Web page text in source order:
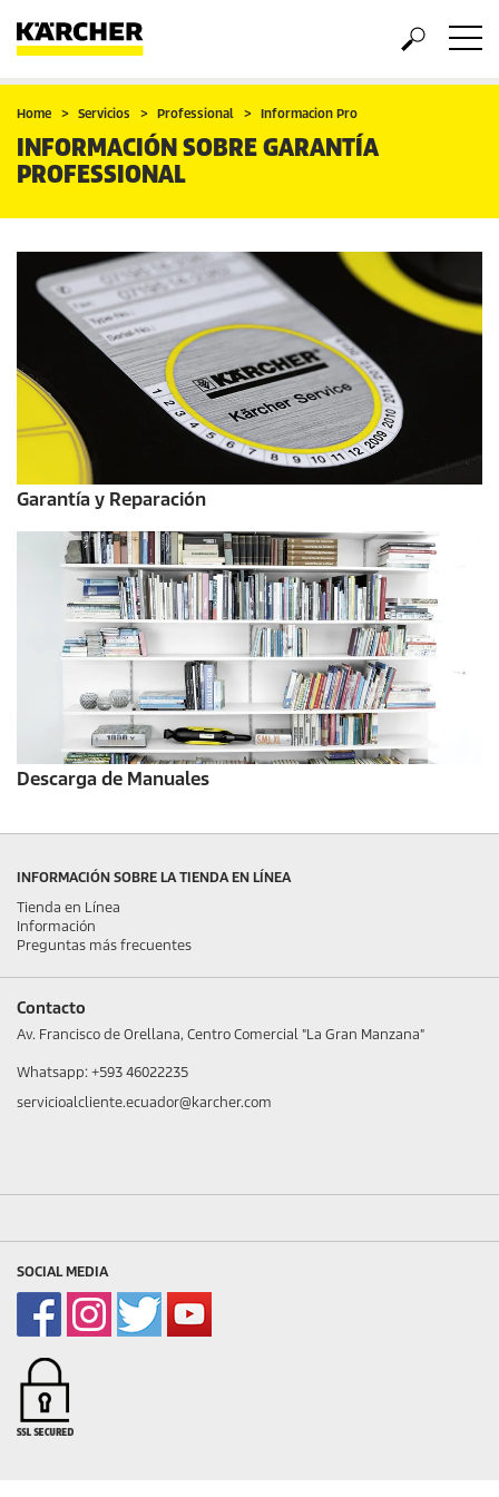
Home Servicios Professional Informacion Pro
INFORMACIÓN SOBRE GARANTÍA
PROFESSIONAL
Garantía y Reparación
Descarga de Manuales
INFORMACIÓN SOBRE LA TIENDA EN LÍNEA
Tienda en Línea
Información
Preguntas más frecuentes
Contacto
Av. Francisco de Orellana, Centro Comercial "La Gran Manzana"
Whatsapp: +593 46022235
servicioalcliente.ecuador@karcher.com
SOCIAL MEDIA